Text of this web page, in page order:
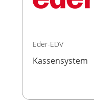
Eder-EDV
Kassensystem